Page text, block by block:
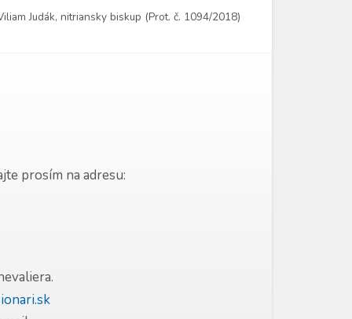
Judák, nitriansky biskup (Prot. č. 1094/2018)
prosím na adresu: